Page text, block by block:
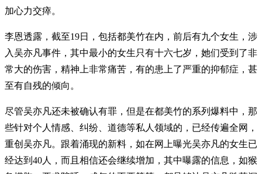
加心力交瘁。
李恩透露，截至19日，包括都美竹在内，前后有九个女生，涉
入吴亦凡事件，其中最小的女生只有十六七岁，她们受到了非
常大的伤害，精神上非常痛苦，有的患上了严重的抑郁症，甚
至有自残的倾向。
尽管吴亦凡还未被确认有罪，但是在都美竹的系列爆料中，那
些针对个人情感、纠纷、道德等私人领域的，已经传遍全网，
重创吴亦凡。跟着涌现的新料，如在网上曝光吴亦凡的女生已
经达到40人，而且相信还会继续增加，其中曝露的信息，如猴